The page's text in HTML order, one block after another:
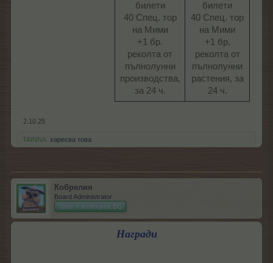
билети
40 Спец. тор
на Мими
+1 бр.
реколта от
пълнолунни
производства,
за 24 ч.​
билети
40 Спец. тор
на Мими
+1 бр.
реколта от
пълнолунни
растения, за
24 ч.​
2.10.25
.TAINNA. харесва това.
Кобрелия
Board Administrator
Team Farmerama BG
Награди